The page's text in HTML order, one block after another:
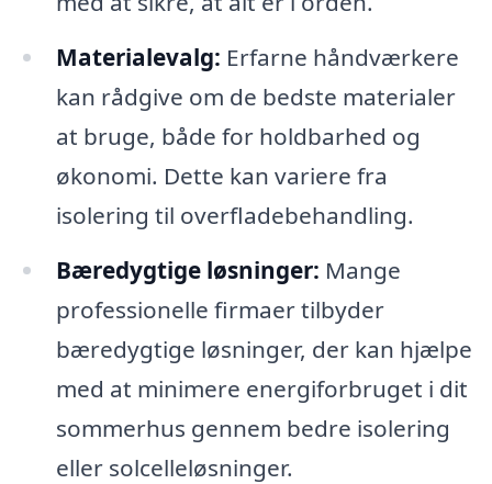
Materialevalg: Erfarne håndværkere
kan rådgive om de bedste materialer
at bruge, både for holdbarhed og
økonomi. Dette kan variere fra
isolering til overfladebehandling.
Bæredygtige løsninger: Mange
professionelle firmaer tilbyder
bæredygtige løsninger, der kan hjælpe
med at minimere energiforbruget i dit
sommerhus gennem bedre isolering
eller solcelleløsninger.